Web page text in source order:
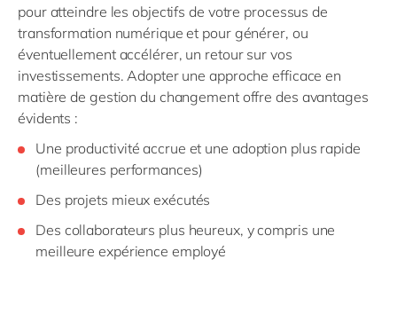
pour atteindre les objectifs de votre processus de
transformation numérique et pour générer, ou
éventuellement accélérer, un retour sur vos
investissements. Adopter une approche efficace en
matière de gestion du changement offre des avantages
évidents :
Une productivité accrue et une adoption plus rapide
(meilleures performances)
Des projets mieux exécutés
Des collaborateurs plus heureux, y compris une
meilleure expérience employé